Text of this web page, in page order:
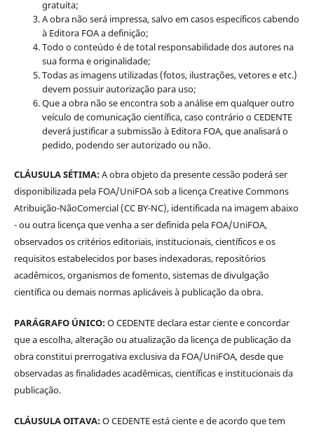
gratuita;
A obra não será impressa, salvo em casos específicos cabendo
à Editora FOA a definição;
Todo o conteúdo é de total responsabilidade dos autores na
sua forma e originalidade;
Todas as imagens utilizadas (fotos, ilustrações, vetores e etc.)
devem possuir autorização para uso;
Que a obra não se encontra sob a análise em qualquer outro
veículo de comunicação científica, caso contrário o CEDENTE
deverá justificar a submissão à Editora FOA, que analisará o
pedido, podendo ser autorizado ou não.
CLÁUSULA SÉTIMA:A obra objeto da presente cessão poderá ser
disponibilizada pela FOA/UniFOA sob a licença Creative Commons
Atribuição-NãoComercial (CC BY-NC), identificada na imagem abaixo
- ou outra licença que venha a ser definida pela FOA/UniFOA,
observados os critérios editoriais, institucionais, científicos e os
requisitos estabelecidos por bases indexadoras, repositórios
acadêmicos, organismos de fomento, sistemas de divulgação
científica ou demais normas aplicáveis à publicação da obra.
PARÁGRAFO ÚNICO:O CEDENTE declara estar ciente e concordar
que a escolha, alteração ou atualização da licença de publicação da
obra constitui prerrogativa exclusiva da FOA/UniFOA, desde que
observadas as finalidades acadêmicas, científicas e institucionais da
publicação.
CLÁUSULA OITAVA:O CEDENTE está ciente e de acordo que tem